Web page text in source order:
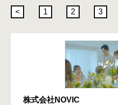
< 1 2 3
株式会社NOVIC